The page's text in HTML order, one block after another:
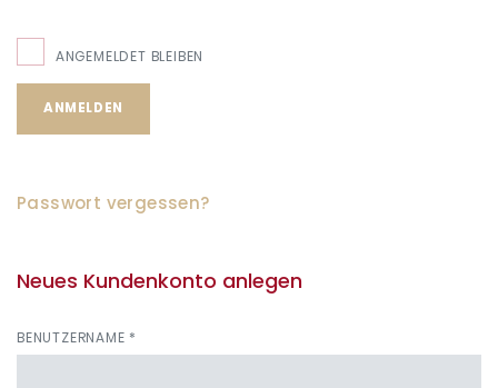
ANGEMELDET BLEIBEN
ANMELDEN
Passwort vergessen?
Neues Kundenkonto anlegen
BENUTZERNAME *